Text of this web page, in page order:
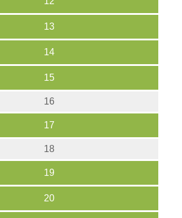
13
14
15
16
17
18
19
20